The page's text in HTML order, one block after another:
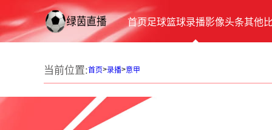
首页足球篮球录播影像头条其他
当前位置:首页>录播>意甲